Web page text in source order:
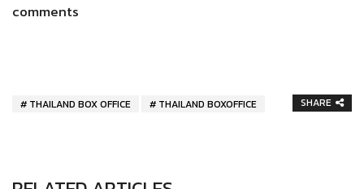
comments
THAILAND BOX OFFICE THAILAND BOXOFFICE SHARE